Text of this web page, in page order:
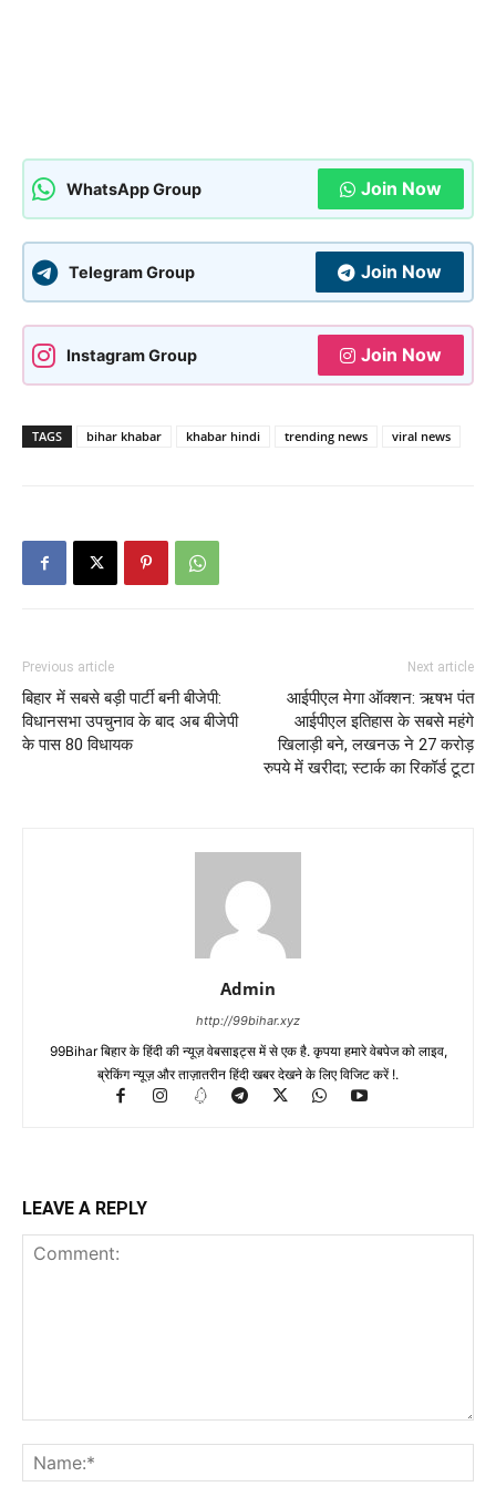
WhatsApp Group Join Now
Telegram Group Join Now
Instagram Group Join Now
TAGS bihar khabar khabar hindi trending news viral news
Previous article
बिहार में सबसे बड़ी पार्टी बनी बीजेपी:
विधानसभा उपचुनाव के बाद अब बीजेपी
के पास 80 विधायक
Next article
आईपीएल मेगा ऑक्शन: ऋषभ पंत
आईपीएल इतिहास के सबसे महंगे
खिलाड़ी बने, लखनऊ ने 27 करोड़
रुपये में खरीदा; स्टार्क का रिकॉर्ड टूटा
Admin
http://99bihar.xyz
99Bihar बिहार के हिंदी की न्यूज़ वेबसाइट्स में से एक है. कृपया हमारे वेबपेज को लाइव,
ब्रेकिंग न्यूज़ और ताज़ातरीन हिंदी खबर देखने के लिए विजिट करें !.
LEAVE A REPLY